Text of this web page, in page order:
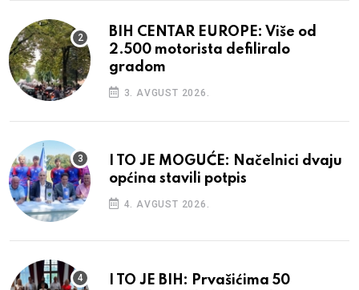
BIH CENTAR EUROPE: Više od
2.500 motorista defiliralo
gradom
3. AVGUST 2026.
I TO JE MOGUĆE: Načelnici dvaju
općina stavili potpis
4. AVGUST 2026.
I TO JE BIH: Prvašićima 50